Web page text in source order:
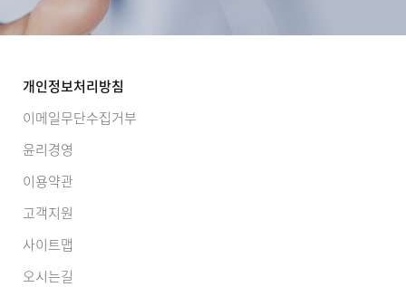
개인정보처리방침
이메일무단수집거부
윤리경영
이용약관
고객지원
사이트맵
오시는길